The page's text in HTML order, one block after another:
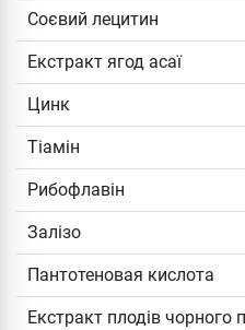
Соєвий лецитин
Екстракт ягод асаї
Цинк
Тіамін
Рибофлавін
Залізо
Пантотеновая кислота
Екстракт плодів чорного